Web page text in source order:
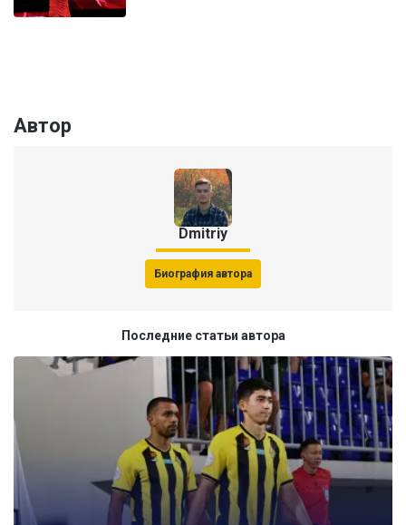
Автор
Dmitriy
Биография автора
Последние статьи автора